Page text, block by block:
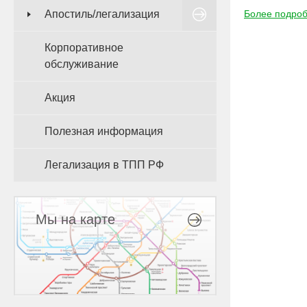
Апостиль/легализация
Корпоративное
обслуживание
Акция
Полезная информация
Легализация в ТПП РФ
Мы на карте
Более